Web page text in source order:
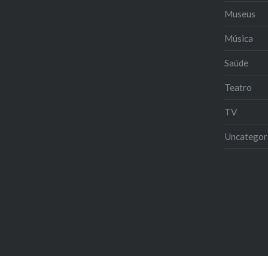
Museus
Música
Saúde
Teatro
TV